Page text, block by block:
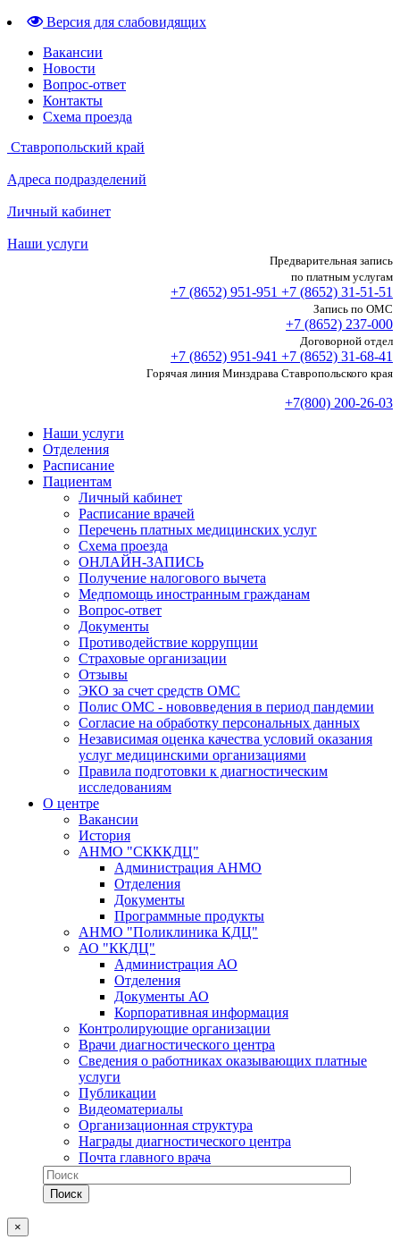
Версия для слабовидящих
Вакансии
Новости
Вопрос-ответ
Контакты
Схема проезда
Ставропольский край
Адреса подразделений
Личный кабинет
Наши услуги
Предварительная запись
по платным услугам
+7 (8652) 951-951 +7 (8652) 31-51-51
Запись по ОМС
+7 (8652) 237-000
Договорной отдел
+7 (8652) 951-941 +7 (8652) 31-68-41
Горячая линия Минздрава Ставропольского края
+7(800) 200-26-03
Наши услуги
Отделения
Расписание
Пациентам
Личный кабинет
Расписание врачей
Перечень платных медицинских услуг
Схема проезда
ОНЛАЙН-ЗАПИСЬ
Получение налогового вычета
Медпомощь иностранным гражданам
Вопрос-ответ
Документы
Противодействие коррупции
Страховые организации
Отзывы
ЭКО за счет средств ОМС
Полис ОМС - нововведения в период пандемии
Согласие на обработку персональных данных
Независимая оценка качества условий оказания
услуг медицинскими организациями
Правила подготовки к диагностическим
исследованиям
О центре
Вакансии
История
АНМО "СКККДЦ"
Администрация АНМО
Отделения
Документы
Программные продукты
АНМО "Поликлиника КДЦ"
АО "ККДЦ"
Администрация АО
Отделения
Документы АО
Корпоративная информация
Контролирующие организации
Врачи диагностического центра
Сведения о работниках оказывающих платные
услуги
Публикации
Видеоматериалы
Организационная структура
Награды диагностического центра
Почта главного врача
×